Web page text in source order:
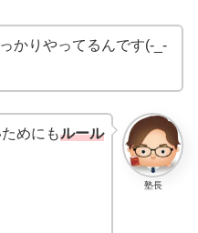
かりやってるんです(-_-
塾長
めにもルール